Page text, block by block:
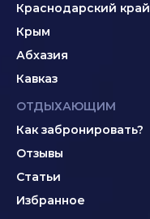
Краснодарский край
Крым
Абхазия
Кавказ
ОТДЫХАЮЩИМ
Как забронировать?
Отзывы
Статьи
Избранное